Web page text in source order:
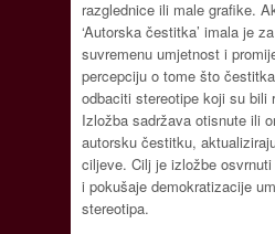
razglednice ili male grafike.
‘Autorska čestitka’ imala je
suvremenu umjetnost i
percepciju o tome što
odbaciti stereotipe koji su bili
Izložba sadržava otisnute ili
autorsku čestitku,
ciljeve. Cilj je izložbe
i pokušaje demokratizacije
stereotipa.